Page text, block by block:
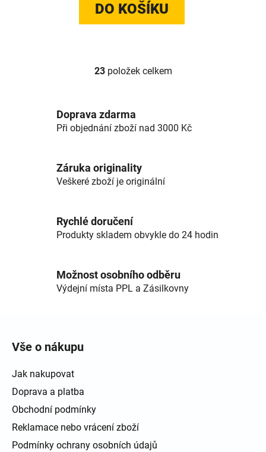
DO KOŠÍKU
Ovládací prvky výpisu
23položek celkem
Doprava zdarma
Při objednání zboží nad 3000 Kč
Záruka originality
Veškeré zboží je originální
Rychlé doručení
Produkty skladem obvykle do 24 hodin
Možnost osobního odběru
Výdejní místa PPL a Zásilkovny
Vše o nákupu
Jak nakupovat
Doprava a platba
Obchodní podmínky
Reklamace nebo vrácení zboží
Podmínky ochrany osobních údajů